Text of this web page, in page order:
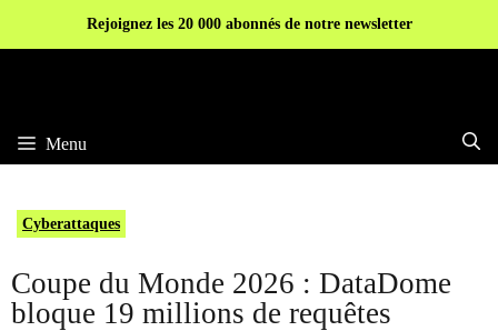
Rejoignez les 20 000 abonnés de notre newsletter
Menu
Cyberattaques
Coupe du Monde 2026 : DataDome
bloque 19 millions de requêtes